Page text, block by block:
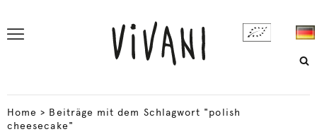
Home > Beiträge mit dem Schlagwort "polish
cheesecake"